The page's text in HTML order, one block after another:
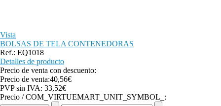
Vista
BOLSAS DE TELA CONTENEDORAS
Ref.: EQ1018
Detalles de producto
Precio de venta con descuento:
Precio de venta:40,56€
PVP sin IVA: 33,52€
Precio / COM_VIRTUEMART_UNIT_SYMBOL_: